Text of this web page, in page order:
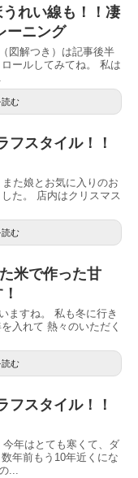
れい線も！！凄
ーニング
図解つき）は記事後半
ールしてみてね。 私は
む
スタイル！！
た娘とお気に入りのお
た。 店内はクリスマス
む
米で作った甘
ますね。 私も冬に行き
入れて 熱々のいただく
む
スタイル！！
年はとても寒くて、ダ
年前もう10年近くにな
...